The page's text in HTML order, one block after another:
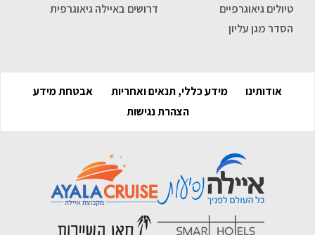
טיולים גיאוגרפיים
דרושים באיילה גיאוגרפית
הסדר מגן עליון
אודותינו מידע כללי, תנאים ואחריות
אבטחת מידע
הצהרת נגישות